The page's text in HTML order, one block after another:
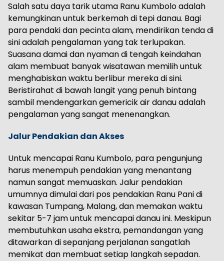
Salah satu daya tarik utama Ranu Kumbolo adalah
kemungkinan untuk berkemah di tepi danau. Bagi
para pendaki dan pecinta alam, mendirikan tenda di
sini adalah pengalaman yang tak terlupakan.
Suasana damai dan nyaman di tengah keindahan
alam membuat banyak wisatawan memilih untuk
menghabiskan waktu berlibur mereka di sini.
Beristirahat di bawah langit yang penuh bintang
sambil mendengarkan gemericik air danau adalah
pengalaman yang sangat menenangkan.
Jalur Pendakian dan Akses
Untuk mencapai Ranu Kumbolo, para pengunjung
harus menempuh pendakian yang menantang
namun sangat memuaskan. Jalur pendakian
umumnya dimulai dari pos pendakian Ranu Pani di
kawasan Tumpang, Malang, dan memakan waktu
sekitar 5-7 jam untuk mencapai danau ini. Meskipun
membutuhkan usaha ekstra, pemandangan yang
ditawarkan di sepanjang perjalanan sangatlah
memikat dan membuat setiap langkah sepadan.